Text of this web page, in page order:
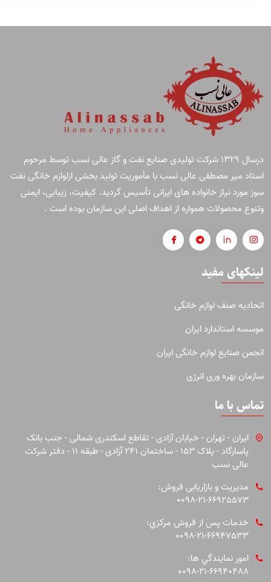
درسال ۱۳۲۹ شرکت تولیدی صنایع نفت و گاز عالی نسب توسط مرحوم
استاد میر مصطفی عالی نسب با مأموریت تولید بخشی ازلوازم خانگی نفت
سوز مورد نیاز خانواده های ایرانی تأسیس گردید. کیفیت، زیبایی، ایمنی
وتنوع محصولات همواره از اهداف اصلی این سازمان بوده است .
لینکهای مفید
اتحادیه صنف لوازم خانگی
موسسه استاندارد ایران
انجمن صنایع لوازم خانگی ایران
سازمان بهره وری انرژی
تماس با ما
ایران - تهران - خیابان آزادی - تقاطع اسکندری شمالی - جنب بانک
پاسارگاد - پلاک 153 - ساختمان 241 آزادی - طبقه 11 - دفتر شرکت
عالی نسب
مدیریت و بازاریابی فروش:
0098-21-66925573
خدمات پس از فروش مركزي:
0098-21-66947533
امور نمايندگي ها:
0098-21-66940488